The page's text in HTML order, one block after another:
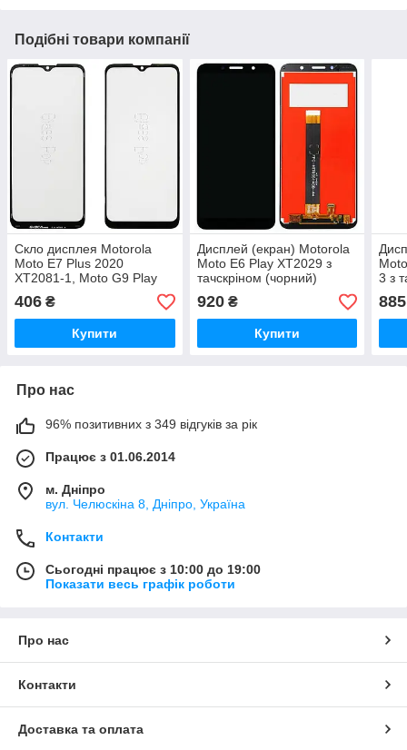
Подібні товари компанії
Скло дисплея Motorola
Moto E7 Plus 2020
XT2081-1, Moto G9 Play
XT2083-3 (OCA Pro з
плівкою)
406 ₴
Купити
Дисплей (екран) Motorola
Moto E6 Play XT2029 з
тачскріном (чорний)
920₴
Купити
3 з
885
Про нас
96% позитивних з 349 відгуків за рік
Працює з 01.06.2014
м. Дніпро
вул. Челюскіна 8, Дніпро, Україна
Контакти
Сьогодні працює з 10:00 до 19:00
Показати весь графік роботи
Про нас
Контакти
Доставка та оплата